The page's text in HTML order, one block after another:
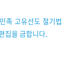
족 고유선도 절기법
집을 금합니다.